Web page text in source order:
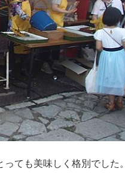
ても美味しく格別でした。